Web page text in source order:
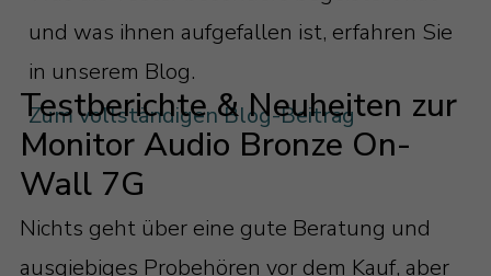
Dispersion Waveguide als Wegweiser
für besten Klang
Und dann ist da ja auch noch der Uniform
Dispersion Waveguide II. Also die
trichterförmige Schallführung vor dem
Hochtöner, die mehrere Funktionen
erfüllt.
dar.
hingegen mit schwarzem Echtholzfurnier
veredelt.
Was hingegen alle drei Lautsprecher
wiederum eint: Die Schallwand ist durch
einen schmalen, unlackierten Streifen
rundherum eingefasst und setzt sich
somit optisch ein Stück vom Rest des
unempfindlicher gegenüber
Mitschwingen, was zu einem präziseren
und realistischeren Klangbild führt.
und was ihnen aufgefallen ist, erfahren Sie
in unserem Blog.
Zum vollständigen Blog-Beitrag
Testberichte & Neuheiten zur
Monitor Audio Bronze On-
Wall 7G
Nichts geht über eine gute Beratung und
ausgiebiges Probehören vor dem Kauf, aber